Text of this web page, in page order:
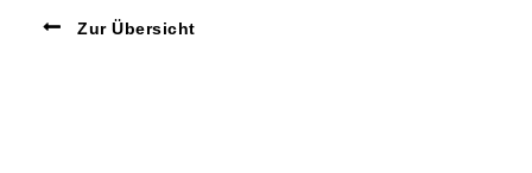
Zur Übersicht